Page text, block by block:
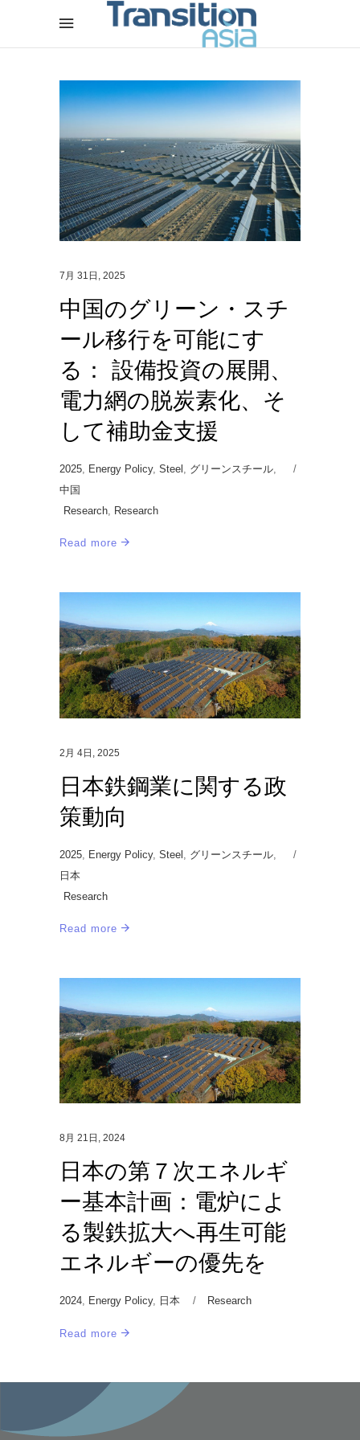
7月 31日, 2025
中国のグリーン・スチ
ール移行を可能にす
る： 設備投資の展開、
電力網の脱炭素化、そ
して補助金支援
2025 Energy Policy, Steel グリーンスチール
中国
Research
Research
Read more
2月 4日, 2025
日本鉄鋼業に関する政
策動向
2025 Energy Policy, Steel グリーンスチール
日本
Research
Read more
8月 21日, 2024
日本の第７次エネルギ
ー基本計画：電炉によ
る製鉄拡大へ再生可能
エネルギーの優先を
2024, Energy Policy, 日本 Research
Read more